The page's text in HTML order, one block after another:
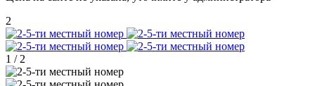
2
1 / 2